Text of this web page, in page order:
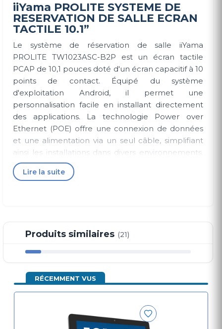
iiYama PROLITE SYSTEME DE
RESERVATION DE SALLE ECRAN
TACTILE 10.1”
Le système de réservation de salle iiYama
PROLITE TW1023ASC-B2P est un écran tactile
PCAP de 10,1 pouces doté d'un écran capacitif à 10
points de contact. Équipé du système
d'exploitation Android, il permet une
personnalisation facile en installant directement
des applications. La technologie Power over
Ethernet (POE) offre une connexion de données
et une alimentation via un seul câble, simplifiant
ainsi les installations dans divers environnements.
La conception permet une utilisation en mode
paysage, portrait ou face vers le haut. Intégré avec
l'affichage dans les ascenseurs, idéal pour les
environnements à forte fréquentation comme la
vente au détail, les points de vente interactifs, les
Caractéristiques
Système
d'exploitation
Lire la suite
Produits similaires (21)
RÉCEMMENT VUS